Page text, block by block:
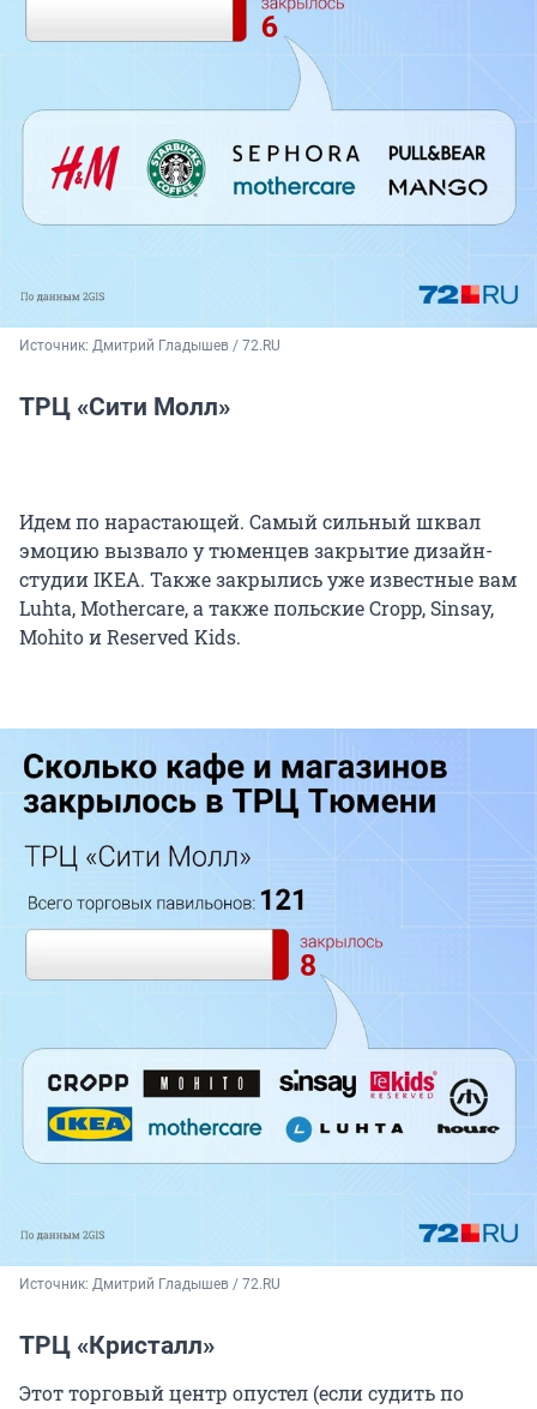
Источник: Дмитрий Гладышев / 72.RU
ТРЦ «Сити Молл»
Идем по нарастающей. Самый сильный шквал
эмоцию вызвало у тюменцев закрытие дизайн-
студии IKEA. Также закрылись уже известные вам
Luhta, Mothercare, а также польские Cropp, Sinsay,
Mohito и Reserved Kids.
Источник: Дмитрий Гладышев / 72.RU
ТРЦ «Кристалл»
Этот торговый центр опустел (если судить по